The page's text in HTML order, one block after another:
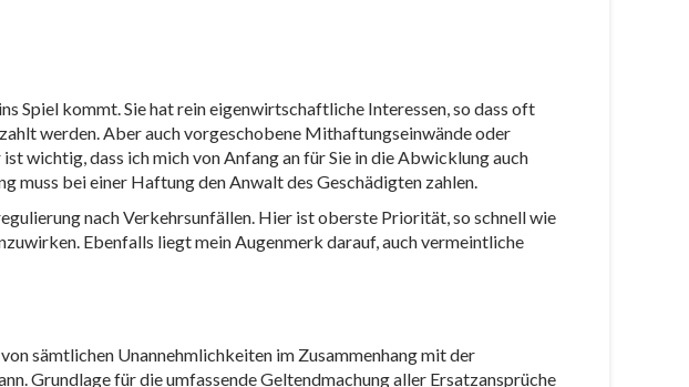
Spiel kommt. Sie hat rein eigenwirtschaftliche Interessen, so dass oft
werden. Aber auch vorgeschobene Mithaftungseinwände oder
wichtig, dass ich mich von Anfang an für Sie in die Abwicklung auch
muss bei einer Haftung den Anwalt des Geschädigten zahlen.
nach Verkehrsunfällen. Hier ist oberste Priorität, so schnell wie
Ebenfalls liegt mein Augenmerk darauf, auch vermeintliche
sämtlichen Unannehmlichkeiten im Zusammenhang mit der
Grundlage für die umfassende Geltendmachung aller Ersatzansprüche